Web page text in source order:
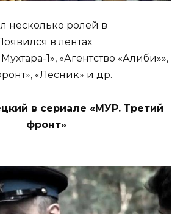
несколько ролей в
в лентах
1», «Агентство «Алиби»»,
«Лесник» и др.
в сериале «МУР. Третий
фронт»